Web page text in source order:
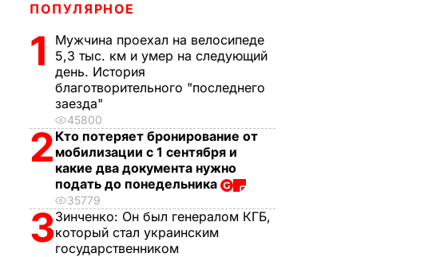
ПОПУЛЯРНОЕ
1
Мужчина проехал на велосипеде
5,3 тыс. км и умер на следующий
день. История
благотворительного "последнего
заезда"
45800
2 Кто потеряет бронирование от
мобилизации с 1 сентября и
какие два документа нужно
подать до понедельника
35779
3Зинченко: Он был генералом КГБ,
который стал украинским
государственником